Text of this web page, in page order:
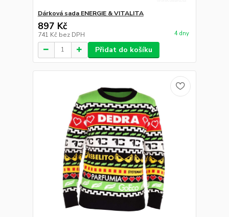
Dárková sada ENERGIE & VITALITA
897 Kč
741 Kč bez DPH 4 dny
Přidat do košíku